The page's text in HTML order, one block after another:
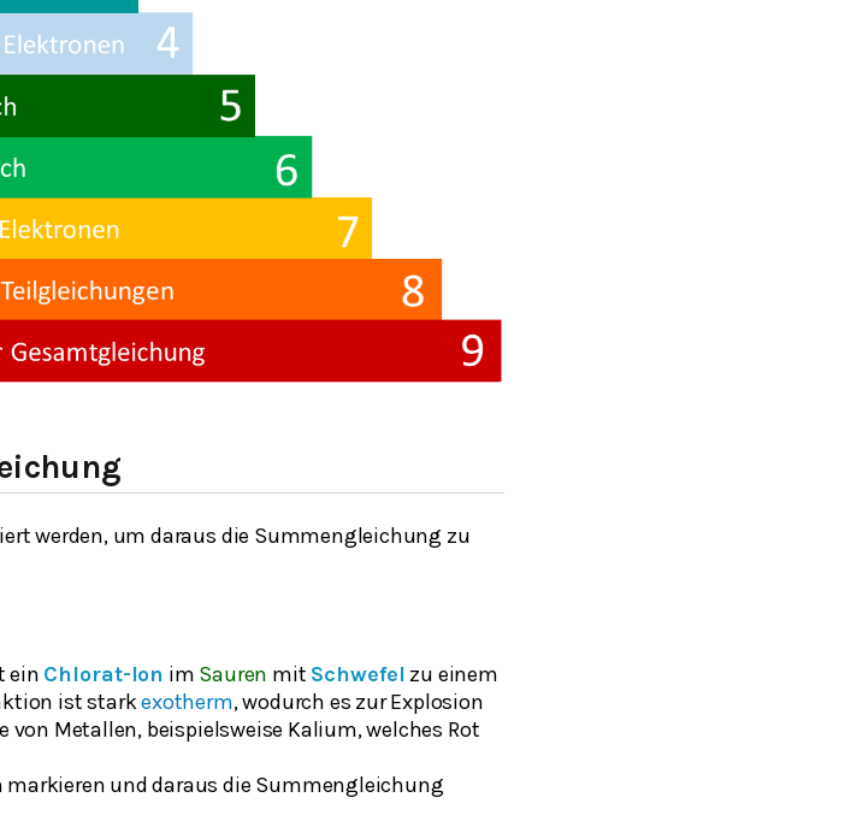
werden, um daraus die Summengleichung zu
ein Chlorat-Ion im Sauren mit Schwefel zu einem
ist starkexotherm, wodurch es zur Explosion
Metallen, beispielsweise Kalium, welches Rot
und daraus die Summengleichung